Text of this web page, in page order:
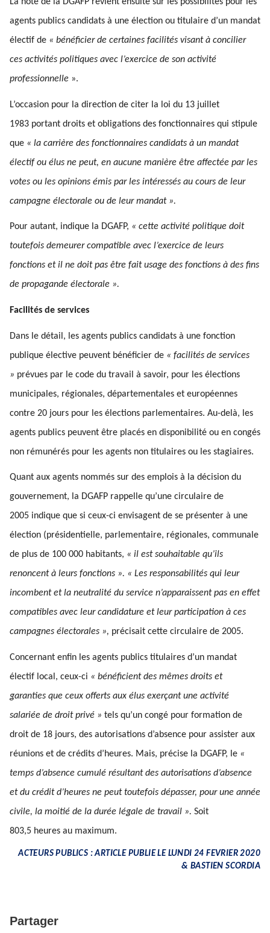
agents publics candidats à une élection ou titulaire d’un mandat
électif de « bénéficier de certaines facilités visant à concilier
ces activités politiques avec l’exercice de son activité
professionnelle ».
L’occasion pour la direction de citer la loi du 13 juillet
1983 portant droits et obligations des fonctionnaires qui stipule
que « la carrière des fonctionnaires candidats à un mandat
électif ou élus ne peut, en aucune manière être affectée par les
votes ou les opinions émis par les intéressés au cours de leur
campagne électorale ou de leur mandat ».
Pour autant, indique la DGAFP, « cette activité politique doit
toutefois demeurer compatible avec l’exercice de leurs
fonctions et il ne doit pas être fait usage des fonctions à des fins
de propagande électorale ».
Facilités de services
Dans le détail, les agents publics candidats à une fonction
publique élective peuvent bénéficier de « facilités de services
» prévues par le code du travail à savoir, pour les élections
municipales, régionales, départementales et européennes
contre 20 jours pour les élections parlementaires. Au-delà, les
agents publics peuvent être placés en disponibilité ou en congés
non rémunérés pour les agents non titulaires ou les stagiaires.
Quant aux agents nommés sur des emplois à la décision du
gouvernement, la DGAFP rappelle qu’une circulaire de
2005 indique que si ceux-ci envisagent de se présenter à une
élection (présidentielle, parlementaire, régionales, communale
de plus de 100 000 habitants, « il est souhaitable qu’ils
renoncent à leurs fonctions ». « Les responsabilités qui leur
incombent et la neutralité du service n’apparaissent pas en effet
compatibles avec leur candidature et leur participation à ces
campagnes électorales », précisait cette circulaire de 2005.
Concernant enfin les agents publics titulaires d’un mandat
électif local, ceux-ci « bénéficient des mêmes droits et
garanties que ceux offerts aux élus exerçant une activité
salariée de droit privé » tels qu’un congé pour formation de
droit de 18 jours, des autorisations d’absence pour assister aux
réunions et de crédits d’heures. Mais, précise la DGAFP, le «
temps d’absence cumulé résultant des autorisations d’absence
et du crédit d’heures ne peut toutefois dépasser, pour une année
civile, la moitié de la durée légale de travail ». Soit
803,5 heures au maximum.
ACTEURS PUBLICS : ARTICLE PUBLIE LE LUNDI 24 FEVRIER 2020
& BASTIEN SCORDIA
Partager